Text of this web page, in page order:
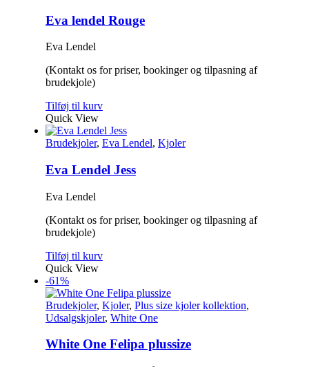
kan
vælges
Eva lendel Rouge
Eva Lendel
(Kontakt os for priser, bookinger og tilpasning af
brudekjole)
Tilføj til kurv
Quick View
Brudekjoler, Eva Lendel, Kjoler
Eva Lendel Jess
Eva Lendel
(Kontakt os for priser, bookinger og tilpasning af
brudekjole)
Tilføj til kurv
Quick View
-61%
Brudekjoler, Kjoler, Plus size kjoler kollektion,
Udsalgskjoler, White One
White One Felipa plussize